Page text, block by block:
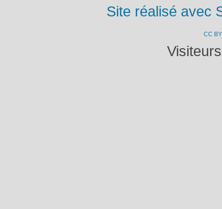
Site réalisé avec
CC